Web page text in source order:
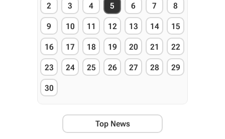
2 3 4 5 6 7 8
9 10 11 12 13 14 15
16 17 18 19 20 21 22
23 24 25 26 27 28 29
30
Top News